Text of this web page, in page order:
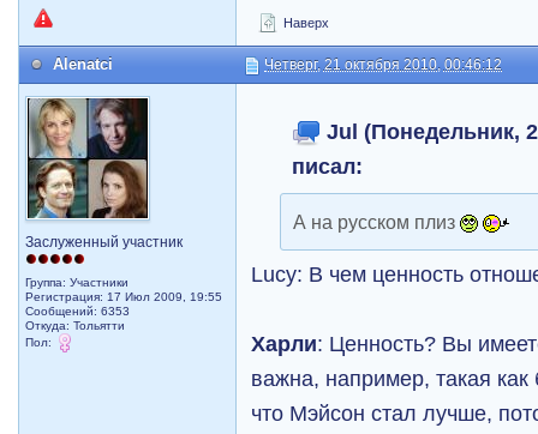
Наверх
Alenatci Четверг, 21 октября 2010, 00:46:12
Заслуженный участник
Группа: Участники
Регистрация: 17 Июл 2009, 19:55
Сообщений: 6353
Откуда: Тольятти
Пол:
Jul (Понедельник,
писал:
А на русском плиз
Lucy: В чем ценность
Харли: Ценность? Вы
важна, например, такая
что Мэйсон стал лучше,